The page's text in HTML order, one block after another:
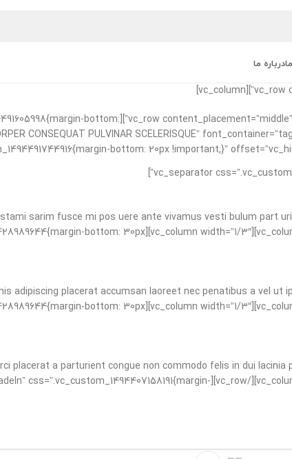
درباره ما
width=”2/3″ css=”.vc_custom_1494491605998{margin-bottom:
CONSEQUAT PULVINAR SCELERISQUE”
sarim fusce mi pos uere ante vivamus vesti bulum part
width=”1/3″][vc_separator css=”.vc_custom_1494428989644{margin-bottom: 30px
adipiscing placerat accumsan laoreet nec penatibus a vel ut
width=”1/3″][vc_separator css=”.vc_custom_1494428989644{margin-bottom: 30px
placerat a parturient congue non commodo felis in dui
equal_height=”yes” css_animation=”fadeIn” css=”.vc_custom_1494407158191{margin-